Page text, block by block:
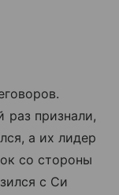
раз признали,
а их лидер
со стороны
с Си